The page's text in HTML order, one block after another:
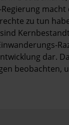
macht
zu tun
dar.
beobachten,